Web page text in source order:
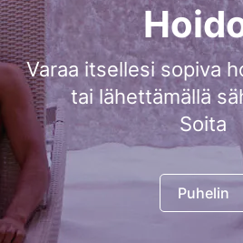
Varaa itsellesi sopiva
tai lähettämällä
Soita
Puhelin